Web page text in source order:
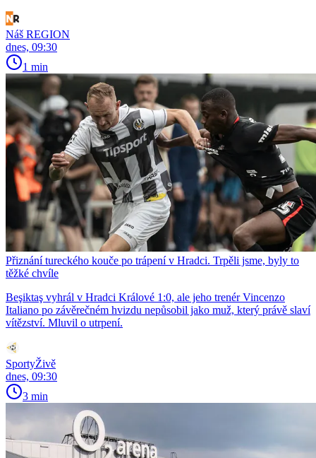
Náš REGION
dnes, 09:30
1 min
Přiznání tureckého kouče po trápení v Hradci. Trpěli jsme, byly to
těžké chvíle
Beşiktaş vyhrál v Hradci Králové 1:0, ale jeho trenér Vincenzo
Italiano po závěrečném hvizdu nepůsobil jako muž, který právě slaví
vítězství. Mluvil o utrpení.
SportyŽivě
dnes, 09:30
3 min